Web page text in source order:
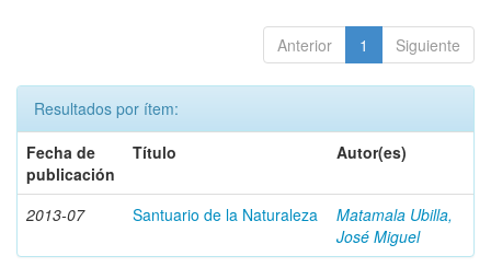
Anterior 1 Siguiente
Resultados por ítem:
Fecha de
publicación
Título Autor(es)
2013-07 Santuario de la Naturaleza
Matamala Ubilla,
José Miguel